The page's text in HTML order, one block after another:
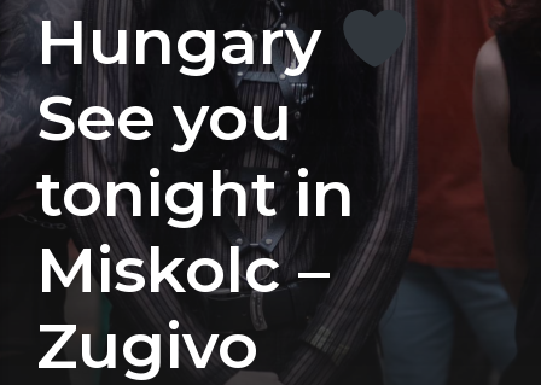
Hungary
See you
tonight in
Miskolc –
Zugivo